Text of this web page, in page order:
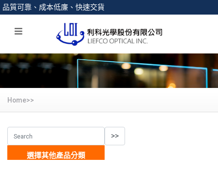
可靠、成本低廉、快速交貨
Home>>
選擇其他產品分類